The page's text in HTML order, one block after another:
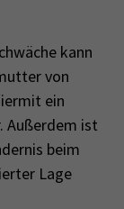
kann
von
ein
Außerdem ist
beim
Lage